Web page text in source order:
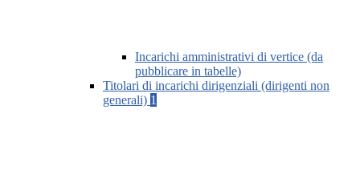
Incarichi amministrativi di vertice (da
pubblicare in tabelle)
Titolari di incarichi dirigenziali (dirigenti non
generali) 1